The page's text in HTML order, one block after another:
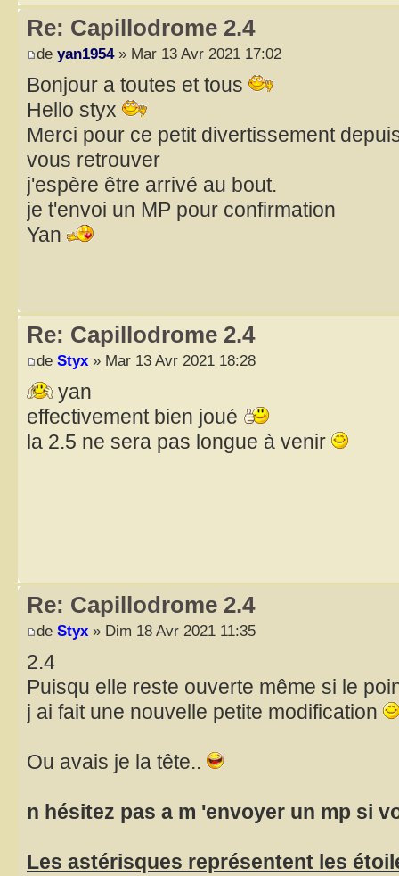
Re: Capillodrome 2.4
de yan1954» Mar 13 Avr 2021 17:02
Bonjour a toutes et tous
Hello styx
Merci pour ce petit divertissement
vous retrouver
j'espère être arrivé au bout.
je t'envoi un MP pour confirmation
Yan
Re: Capillodrome 2.4
de Styx » Mar 13 Avr 2021 18:28
yan
effectivement bien joué
la 2.5 ne sera pas longue à venir
Re: Capillodrome 2.4
de Styx » Dim 18 Avr 2021 11:35
2.4
Puisqu elle reste ouverte même si le
j ai fait une nouvelle petite modification
Ou avais je la tête..
n hésitez pas a m 'envoyer un mp si
Les astérisques représentent les